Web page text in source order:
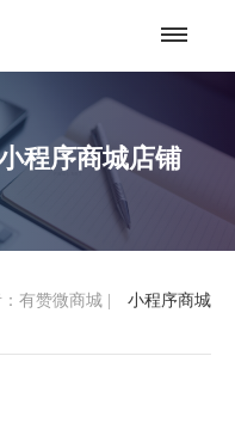
程序商城店铺
小程序商城
有赞微商城